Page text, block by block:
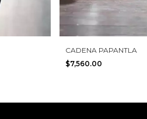
CADENA PAPANTLA
$7,560.00